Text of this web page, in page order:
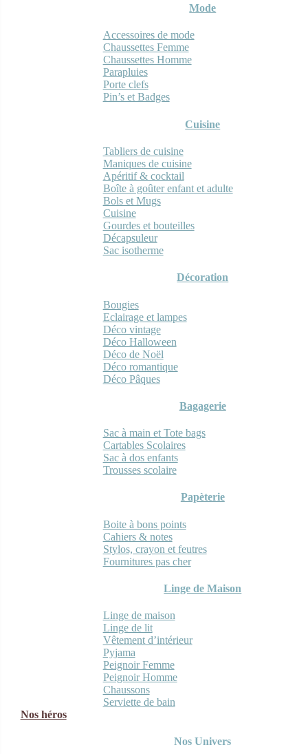
Mode
Accessoires de mode
Chaussettes Femme
Chaussettes Homme
Parapluies
Porte clefs
Pin’s et Badges
Cuisine
Tabliers de cuisine
Maniques de cuisine
Apéritif & cocktail
Boîte à goûter enfant et adulte
Bols et Mugs
Cuisine
Gourdes et bouteilles
Décapsuleur
Sac isotherme
Décoration
Bougies
Eclairage et lampes
Déco vintage
Déco Halloween
Déco de Noël
Déco romantique
Déco Pâques
Bagagerie
Sac à main et Tote bags
Cartables Scolaires
Sac à dos enfants
Trousses scolaire
Papèterie
Boite à bons points
Cahiers & notes
Stylos, crayon et feutres
Fournitures pas cher
Linge de Maison
Linge de maison
Linge de lit
Vêtement d’intérieur
Pyjama
Peignoir Femme
Peignoir Homme
Chaussons
Serviette de bain
Nos héros
Nos Univers